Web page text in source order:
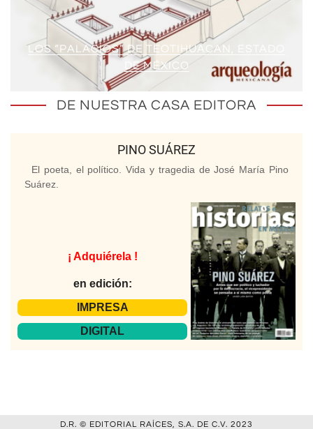
LOS “PALACIOS” DE TEOTIHUACAN, ESTADO
DE MÉXICO
DE NUESTRA CASA EDITORA
PINO SUÁREZ
El poeta, el político. Vida y tragedia de José María Pino
Suárez.
¡ Adquiérela !
en edición:
IMPRESA
DIGITAL
D.R. © EDITORIAL RAÍCES, S.A. DE C.V. 2023